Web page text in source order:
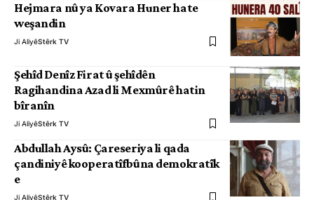
Hejmara nû ya Kovara Huner hate
weşandin
Ji AliyêStêrk TV
Şehîd Denîz Firat û şehîdên
Ragihandina Azad li Mexmûrê hatin
bîranîn
Ji AliyêStêrk TV
Abdullah Aysû: Çareseriya li qada
çandiniyê kooperatîfbûna demokratîk
e
Ji AliyêStêrk TV